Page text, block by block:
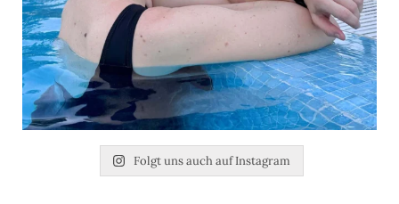
Folgt uns auch auf Instagram